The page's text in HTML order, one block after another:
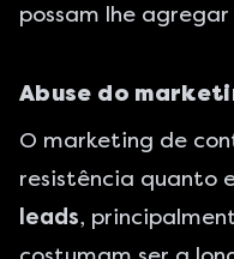
possam lhe agregar
Abuse do
O marketing de
resistência quanto
leads,